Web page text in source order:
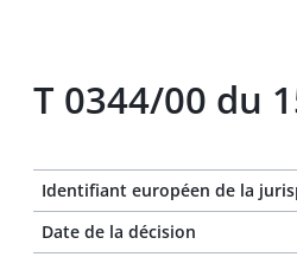
T 0344/00 du
Identifiant européen de la
Date de la décision